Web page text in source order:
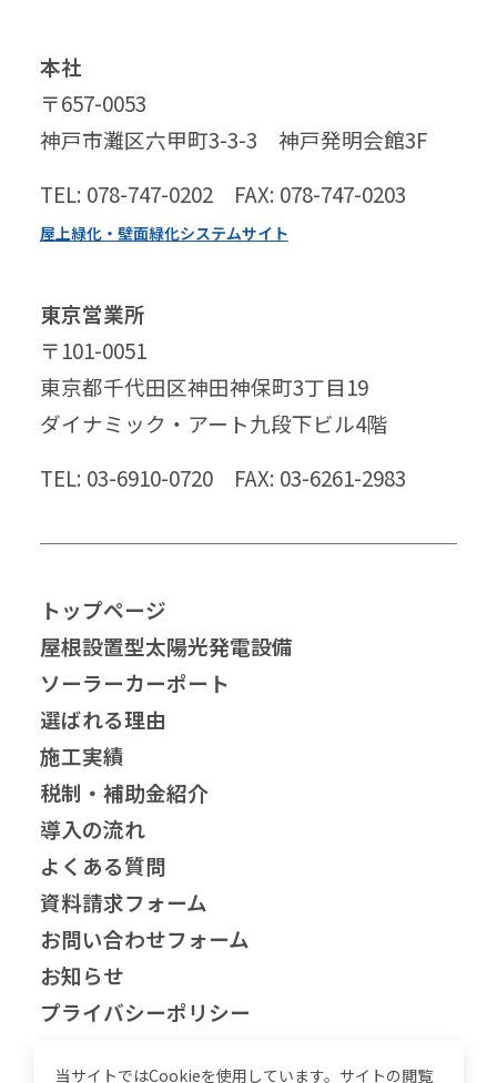
本社
〒657-0053
神戸市灘区六甲町3-3-3 神戸発明会館3F
TEL: 078-747-0202 FAX: 078-747-0203
屋上緑化・壁面緑化システムサイト
東京営業所
〒101-0051
東京都千代田区神田神保町3丁目19
ダイナミック・アート九段下ビル4階
TEL: 03-6910-0720 FAX: 03-6261-2983
トップページ
屋根設置型太陽光発電設備
ソーラーカーポート
選ばれる理由
施工実績
税制・補助金紹介
導入の流れ
よくある質問
資料請求フォーム
お問い合わせフォーム
お知らせ
プライバシーポリシー
当サイトではCookieを使用しています。サイトの閲覧